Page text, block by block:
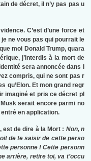
de décret, il n’y pas pas u
C’est d’une force et
ne vous pas qui pourrait le
moi Donald Trump, quara
j’interdis à la mort de
sera annoncée dans l
compris, qui ne sont pas r
qu’Elon. Et mon grand regr
imaginé et pris ce décret pl
serait encore parmi no
entré en application.
est de dire à la Mort : Non, n
de te saisir de cette perso
personne ! Cette personn
arrière, retire toi, va t’occu